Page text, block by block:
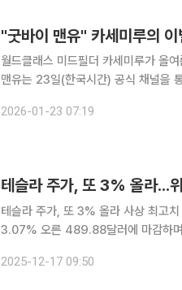
"굿바이 맨유" 카세미루의 이
월드클래스 미드필더 카세미루가 올
맨유는 23일(한국시간) 공식 채널을
리드에서 루카 모드리치, 토니 크로스
2026-01-23 07:19
테슬라 주가, 또 3% 올라 사상 최고치 테슬라 주가가 16일(현지시간) 뉴욕증시에서 전날보다
3.07% 오른 489.88달러에 마감하
상 최고 기록을 새로 쓴 겁니다. 이날
2025-12-17 09:50